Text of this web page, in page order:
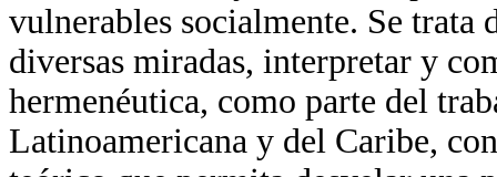
vulnerables socialmente. Se trata
diversas miradas, interpretar y
hermenéutica, como parte del
Latinoamericana y del Caribe,